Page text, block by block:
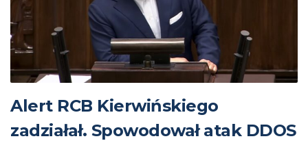
Alert RCB Kierwińskiego
zadziałał. Spowodował atak DDOS